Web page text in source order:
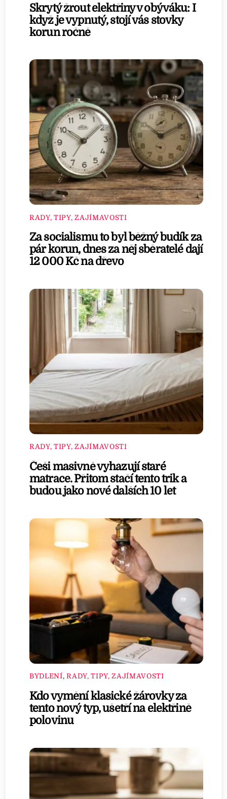
Skrytý žrout elektřiny v obýváku: I
když je vypnutý, stojí vás stovky
korun ročně
RADY, TIPY, ZAJÍMAVOSTI
Za socialismu to byl běžný budík za
pár korun, dnes za něj sběratelé dají
12 000 Kč na dřevo
RADY, TIPY, ZAJÍMAVOSTI
Češi masivně vyhazují staré
matrace. Přitom stačí tento trik a
budou jako nové dalších 10 let
BYDLENÍ,RADY, TIPY, ZAJÍMAVOSTI
Kdo vymění klasické žárovky za
tento nový typ, ušetří na elektřině
polovinu